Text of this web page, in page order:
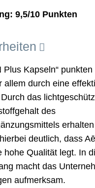
9,5/10 Punkten
Plus Kapseln“
allem durch eine
das
des
deutlich, dass
hohe Qualität legt. In
macht das
aufmerksam.